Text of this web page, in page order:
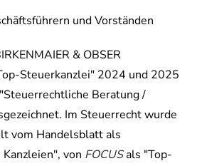
und Vorständen
& OBSER
Steuerkanzlei" 2024 und 2025
Beratung /
Im Steuerrecht wurde
vom Handelsblatt als
von FOCUSals "Top-